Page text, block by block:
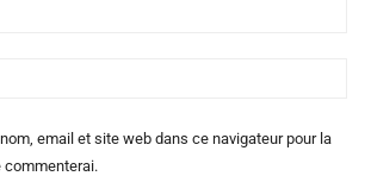
email et site web dans ce navigateur pour la
commenterai.